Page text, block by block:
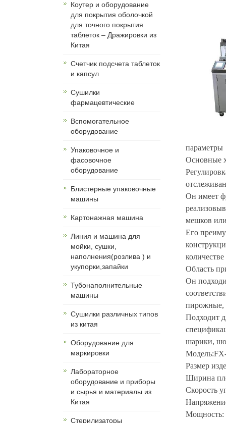
Коутер и оборудование
для покрытия оболочкой
для точного покрытия
таблеток – Дражировки из
Китая
Счетчик подсчета таблеток
и капсул
Сушилки
фармацевтические
Вспомогательное
оборудование
Упаковочное и
фасовочное
оборудование
Блистерные упаковочные
машины
Картонажная машина
Линия и машина для
мойки, сушки,
наполнения(розлива ) и
укупорки,запайки
Тубонаполнительные
машины
Сушилки различных типов
из китая
Оборудование для
маркировки
Лабораторное
оборудование и приборы
и сырья и материалы из
Китая
Cтерилизаторы
параметры
Основные
Он имеет
мешков
Его
Область
Он
пирожные,
Подходит
шарики,
Размер
Ширина
Скорость
Мощность: